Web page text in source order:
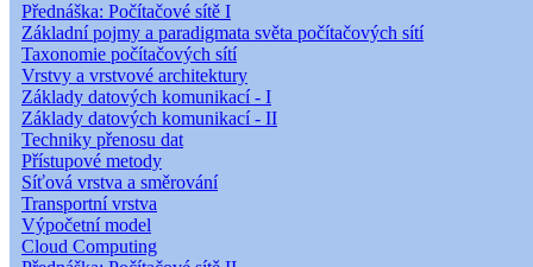
Přednáška: Počítačové sítě I
Základní pojmy a paradigmata světa počítačových sítí
Taxonomie počítačových sítí
Vrstvy a vrstvové architektury
Základy datových komunikací - I
Základy datových komunikací - II
Techniky přenosu dat
Přístupové metody
Síťová vrstva a směrování
Transportní vrstva
Výpočetní model
Cloud Computing